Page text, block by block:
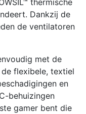
thermische
Dankzij de
de ventilatoren
met de
flexibele, textiel
en
behuizingen
gamer bent die